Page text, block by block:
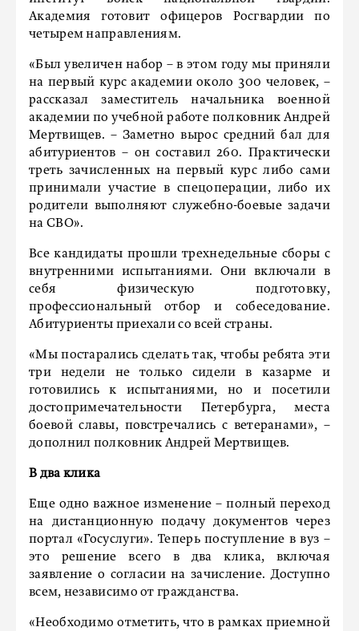
Академия готовит офицеров Росгвардии по
четырем направлениям.
«Был увеличен набор – в этом году мы приняли
на первый курс академии около 300 человек, –
рассказал заместитель начальника военной
академии по учебной работе полковник Андрей
Мертвищев. – Заметно вырос средний бал для
абитуриентов – он составил 260. Практически
треть зачисленных на первый курс либо сами
принимали участие в спецоперации, либо их
родители выполняют служебно-боевые задачи
на СВО».
Все кандидаты прошли трехнедельные сборы с
внутренними испытаниями. Они включали в
себя физическую подготовку,
профессиональный отбор и собеседование.
Абитуриенты приехали со всей страны.
«Мы постарались сделать так, чтобы ребята эти
три недели не только сидели в казарме и
готовились к испытаниями, но и посетили
достопримечательности Петербурга, места
боевой славы, повстречались с ветеранами», –
дополнил полковник Андрей Мертвищев.
В два клика
Еще одно важное изменение – полный переход
на дистанционную подачу документов через
портал «Госуслуги». Теперь поступление в вуз –
это решение всего в два клика, включая
заявление о согласии на зачисление. Доступно
всем, независимо от гражданства.
«Необходимо отметить, что в рамках приемной